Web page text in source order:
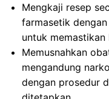
Mengkaji resep
farmasetik
untuk memastikan
Memusnahkan
mengandung
dengan prosedur